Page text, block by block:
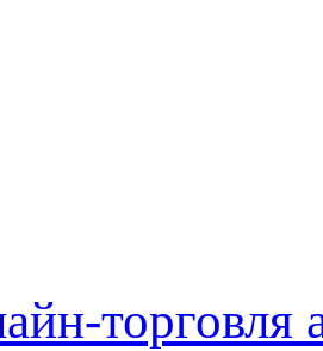
торговля